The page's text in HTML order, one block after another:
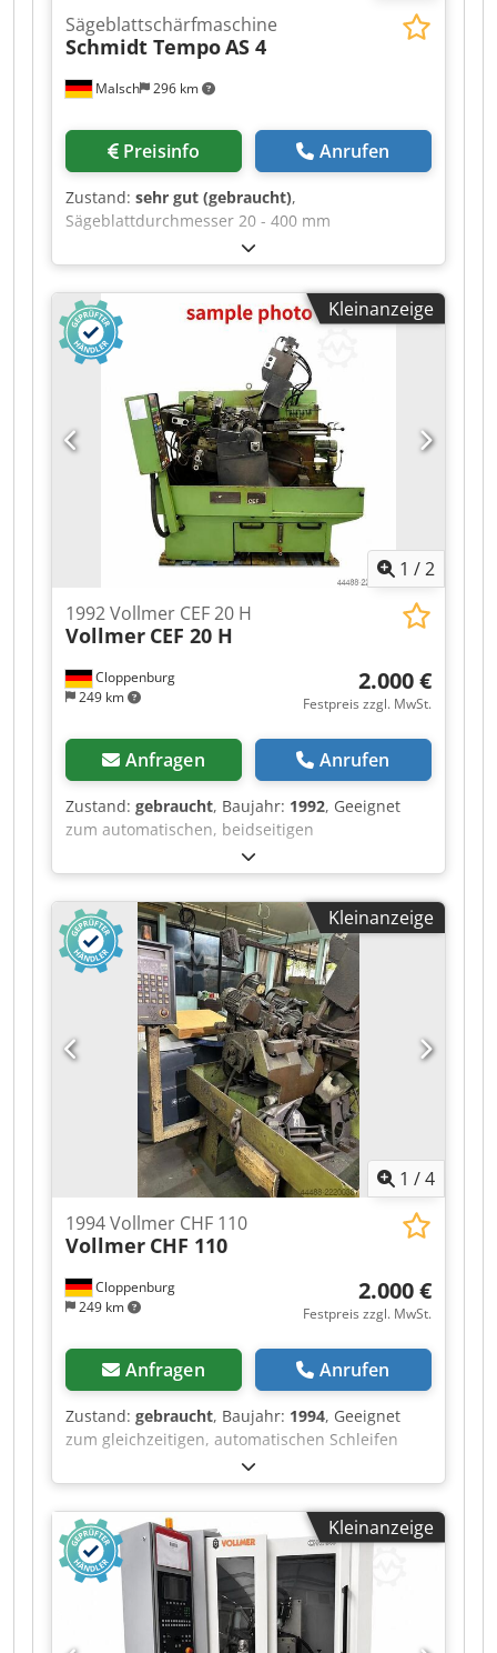
Malsch 296 km
Sägeblattschärfmaschine
Schmidt TempoAS 4
Preisinfo Anrufen
Zustand: sehr gut (gebraucht),
Sägeblattdurchmesser 20 - 400 mm
Werkstückspindelstockmotor 0,1 kW
Schleifscheibendurchmesser 150 x 30 mm
Gesamtleistungsbedarf 0,4 kW Dwedpfxozlkyco
Adysa Maschinengewicht ca. 0,1 t Raumbedarf
ca. 0,6 x 0,4 x 1,2 m
Kleinanzeige
1 /2
Cloppenburg
249 km
1992 Vollmer CEF 20 H
Vollmer CEF 20 H
2.000 €
Festpreis zzgl. MwSt.
Anfragen Anrufen
Zustand: gebraucht, Baujahr: 1992, Geeignet
zum automatischen, beidseitigen
Zahnflankenschliff an hartmetallbestückten
Kreissägeblättern. Zubehör:
Naßschliffeinrichtung, Dodpfxezguvwj Adyswa
Motorische Spanwinkeverstellung, 2
Schleifscheibenaufnahmen, 1 Aufnahmebolzen.
Kreissägeblattaußendurchmesser: 80 bis 1270
mm Kreissägenbohrungsdurchmesser: 10 - 220
mm Blattdicke: bis 14 mm Zahnteilung: 6-120
mm Schleifweg: max. 16 mm Spanwinkel : -15°
bis +40° Tangentialfreiwinkel: 0 bis 5°
Schleifgeschwindigkeit: 0,5 bis 6 mm/s
Schleifscheibdurchmesser: 125 mm
Anschlußwert ca.: 3,6 kW (400 V / 50 Hz) Gewicht
ca: 1300 kg Farbe: grün RAL 6011
Kleinanzeige
1 /4
Cloppenburg
249 km
1994 Vollmer CHF 110
Vollmer CHF 110
2.000 €
Festpreis zzgl. MwSt.
Anfragen Anrufen
Zustand: gebraucht, Baujahr: 1994, Geeignet
zum gleichzeitigen, automatischen Schleifen
beider Zahnflanken an hartmetallbestückten
Kreissägeblättern. Zubehör: Motorische
Spanwinkelverstellung, Naßschliffeinrichtung,
automatische Zentralschmierung,
Maschinenleuchte, 2
Schleifscheibenaufnahmen, 1
Sägeblattaufnahmebolzen. Kreissägen
Außendurchmesser: 80 bis 460 mm Blattdicke:
bis 8 mm Zahnteilung: 6 bis 120 mm Djdpfx
Kleinanzeige